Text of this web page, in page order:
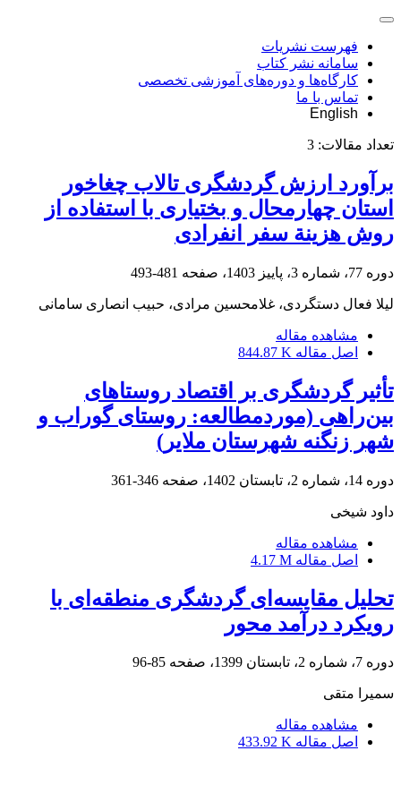
فهرست نشریات
سامانه نشر کتاب
کارگاه‌ها و دوره‌های آموزشی تخصصی
تماس با ما
English
تعداد مقالات: 3
برآورد ارزش گردشگری تالاب چغاخور
استان چهارمحال و بختیاری با استفاده از
روش هزینة سفر انفرادی
دوره 77، شماره 3، پاییز 1403، صفحه 481-493
لیلا فعال دستگردی، غلامحسین مرادی، حبیب انصاری سامانی
مشاهده مقاله
اصل مقاله 844.87 K
تأثیر گردشگری بر اقتصاد روستاهای
بین‌راهی (موردمطالعه: روستای گوراب و
شهر زنگنه شهرستان ملایر)
دوره 14، شماره 2، تابستان 1402، صفحه 346-361
داود شیخی
مشاهده مقاله
اصل مقاله 4.17 M
تحلیل مقایسه‌ای گردشگری منطقه‌ای با
رویکرد درآمد محور
دوره 7، شماره 2، تابستان 1399، صفحه 85-96
سمیرا متقی
مشاهده مقاله
اصل مقاله 433.92 K